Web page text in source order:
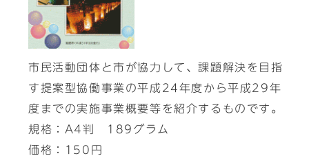
市民活動団体と市が協力して、課題解決を目指
す提案型協働事業の平成24年度から平成29年
度までの実施事業概要等を紹介するものです。
規格：A4判 189グラム
価格：150円